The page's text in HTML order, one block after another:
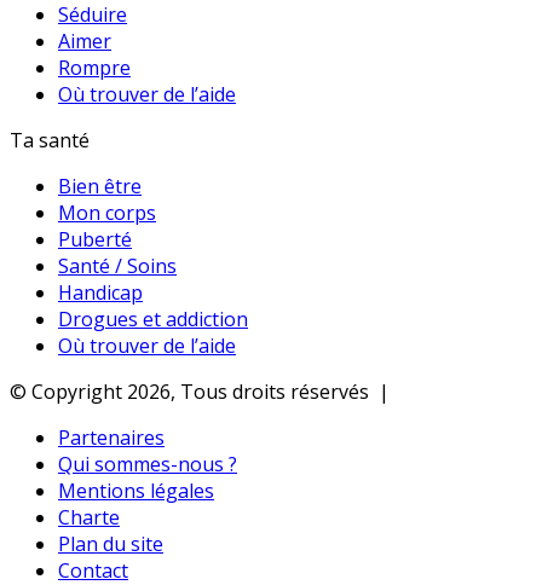
Séduire
Aimer
Rompre
Où trouver de l’aide
Ta santé
Bien être
Mon corps
Puberté
Santé / Soins
Handicap
Drogues et addiction
Où trouver de l’aide
© Copyright 2026, Tous droits réservés |
Partenaires
Qui sommes-nous ?
Mentions légales
Charte
Plan du site
Contact